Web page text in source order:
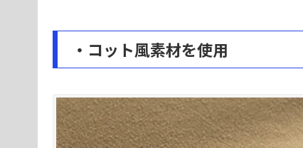
・コット風素材を使用